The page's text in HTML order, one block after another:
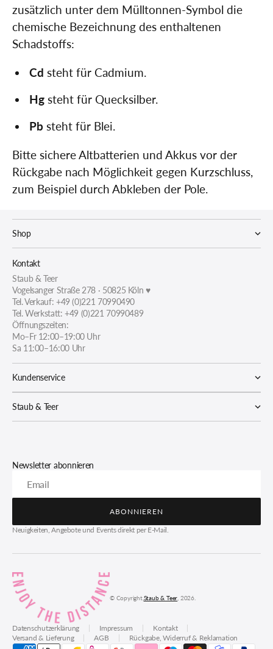
zusätzlich unter dem Mülltonnen-Symbol die
chemische Bezeichnung des enthaltenen
Schadstoffs:
Cd steht für Cadmium.
Hg steht für Quecksilber.
Pb steht für Blei.
Bitte sichere Altbatterien und Akkus vor der
Rückgabe nach Möglichkeit gegen Kurzschluss,
zum Beispiel durch Abkleben der Pole.
Shop
Kontakt
Staub & Teer
Vogelsanger Straße 278 · 50825 Köln ♥
Tel. Verkauf: +49 (0)221 70990490
Tel. Werkstatt: +49 (0)221 70990489
Öffnungszeiten:
Mo–Fr 12:00–19:00 Uhr
Sa 11:00–16:00 Uhr
Kundenservice
Staub & Teer
Newsletter abonnieren
Email
ABONNIEREN
ABONNIEREN
Neuigkeiten, Angebote und Events direkt per E-Mail.
© Copyright,Staub & Teer , 2026.
Datenschutzerklärung Impressum
Kontakt
Versand & Lieferung
AGB Rückgabe, Widerruf & Reklamation